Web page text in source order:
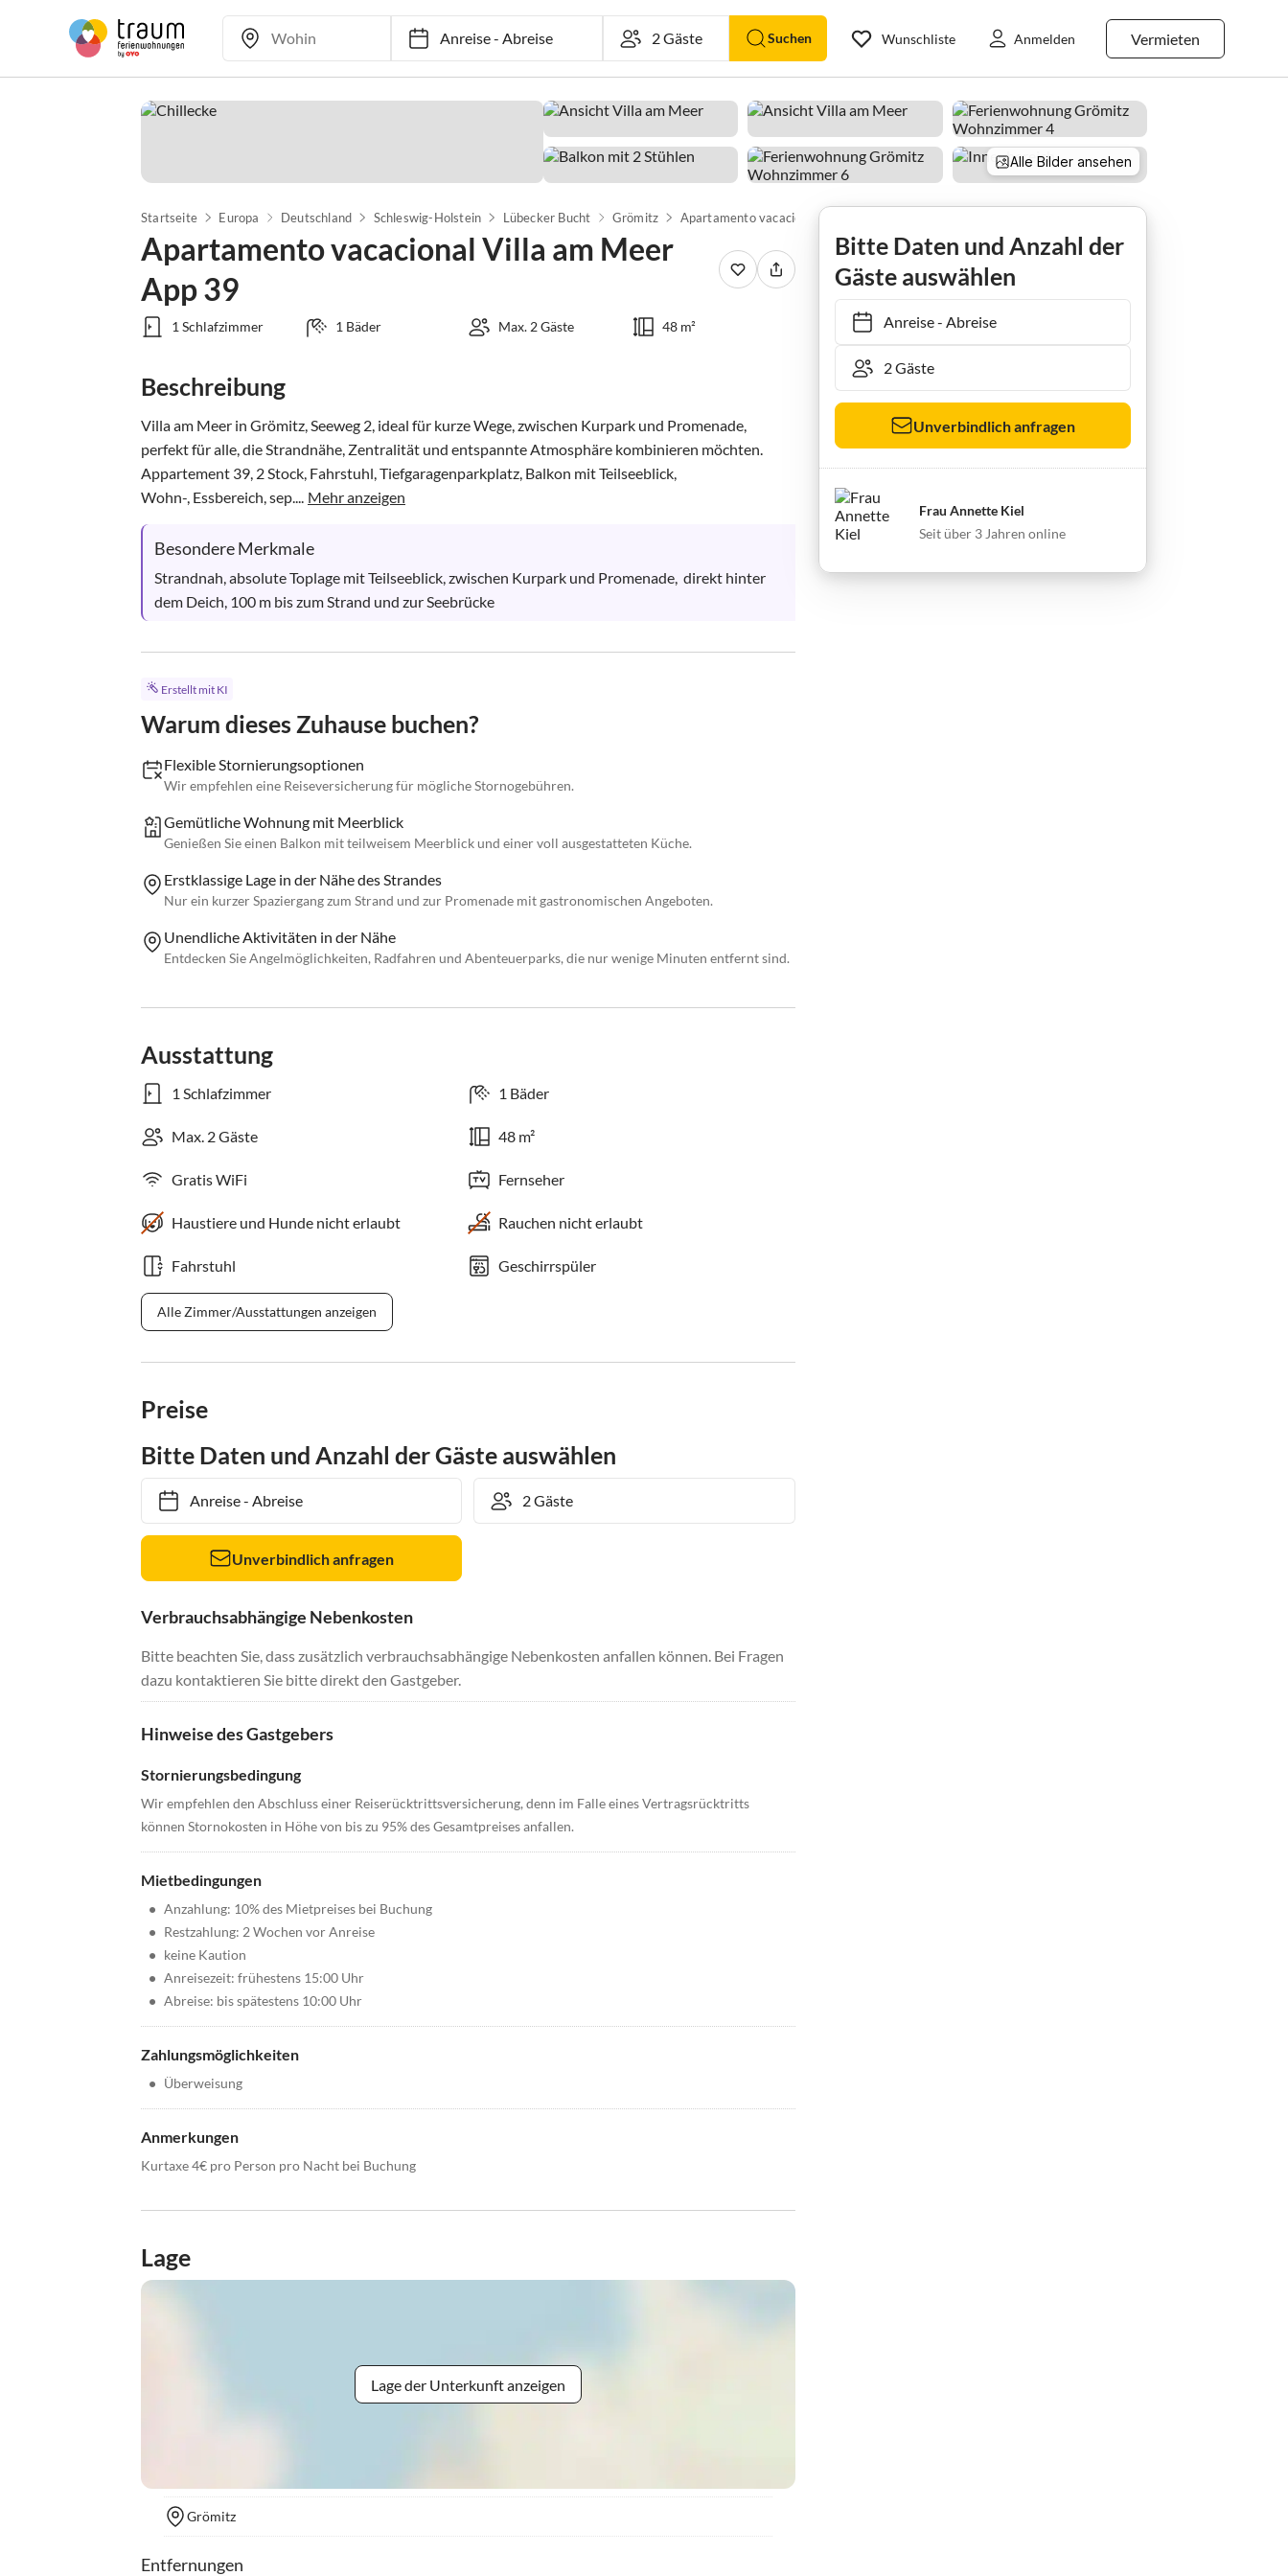
Anreise-Abreise Suchen Vermieten
Wunschliste Anmelden
Alle Bilder ansehen
Startseite Europa Deutschland Schleswig-Holstein Lübecker Bucht Grömitz
Apartamento vacacional Villa am Meer
App 39
1 Schlafzimmer 1 Bäder Max. 2 Gäste 48 m²
Beschreibung
Villa am Meer in Grömitz, Seeweg 2, ideal für kurze Wege, zwischen Kurpark und Promenade,
perfekt für alle, die Strandnähe, Zentralität und entspannte Atmosphäre kombinieren möchten.
Appartement 39, 2 Stock, Fahrstuhl, Tiefgaragenparkplatz, Balkon mit Teilseeblick,
Wohn-, Essbereich, sep.... Mehr anzeigen
Besondere Merkmale
Strandnah, absolute Toplage mit Teilseeblick, zwischen Kurpark und Promenade,  direkt hinter
dem Deich, 100 m bis zum Strand und zur Seebrücke
Erstellt mit KI
Warum dieses Zuhause buchen?
Flexible Stornierungsoptionen
Wir empfehlen eine Reiseversicherung für mögliche Stornogebühren.
Gemütliche Wohnung mit Meerblick
Genießen Sie einen Balkon mit teilweisem Meerblick und einer voll ausgestatteten Küche.
Erstklassige Lage in der Nähe des Strandes
Nur ein kurzer Spaziergang zum Strand und zur Promenade mit gastronomischen Angeboten.
Unendliche Aktivitäten in der Nähe
Entdecken Sie Angelmöglichkeiten, Radfahren und Abenteuerparks, die nur wenige Minuten entfernt sind.
Ausstattung
1 Schlafzimmer 1 Bäder
Max. 2 Gäste 48 m²
Gratis WiFi Fernseher
Haustiere und Hunde nicht erlaubt Rauchen nicht erlaubt
Fahrstuhl Geschirrspüler
Alle Zimmer/Ausstattungen anzeigen
Preise
Bitte Daten und Anzahl der Gäste auswählen
Anreise- Abreise
Unverbindlich anfragen
Verbrauchsabhängige Nebenkosten
Bitte beachten Sie, dass zusätzlich verbrauchsabhängige Nebenkosten anfallen können. Bei Fragen
dazu kontaktieren Sie bitte direkt den Gastgeber.
Hinweise des Gastgebers
Stornierungsbedingung
Wir empfehlen den Abschluss einer Reiserücktrittsversicherung, denn im Falle eines Vertragsrücktritts
können Stornokosten in Höhe von bis zu 95% des Gesamtpreises anfallen.
Mietbedingungen
• Anzahlung: 10% des Mietpreises bei Buchung
• Restzahlung: 2 Wochen vor Anreise
• keine Kaution
• Anreisezeit: frühestens 15:00 Uhr
• Abreise: bis spätestens 10:00 Uhr
Zahlungsmöglichkeiten
• Überweisung
Anmerkungen
Kurtaxe 4€ pro Person pro Nacht bei Buchung
Lage
Lage der Unterkunft anzeigen
Grömitz
Entfernungen
Bitte Daten und Anzahl der
Gäste auswählen
Anreise- Abreise
Unverbindlich anfragen
Frau Annette Kiel
Seit über 3 Jahren online